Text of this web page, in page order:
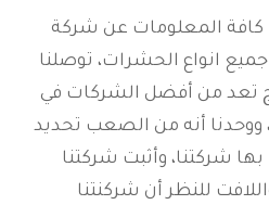
كافة المعلومات عن شركة
انواع الحشرات، توصلنا
تعد من أفضل الشركات في
أنه من الصعب تحديد
شركتنا، وأثبت شركتنا
للنظر أن شركنتنا